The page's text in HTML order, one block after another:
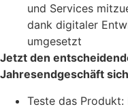
und Services
dank digitaler
umgesetzt
Jetzt den
Jahresendgeschäft
Teste das Produkt: